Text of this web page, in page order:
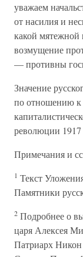
уважаем
от насилия и
какой мятежной
возмущение
— противны
Значение
по отношению
революции 1917
Примечания и
1 Текст
Памятники
2 Подробнее о
царя Алексея
Патриарх